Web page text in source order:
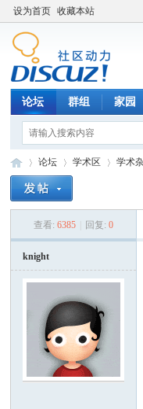
设为首页 收藏本站
论坛 群组 家园
论坛
›
学术区
›
学术
查看: 6385 回复: 0
knight